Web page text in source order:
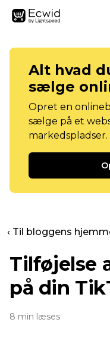
Alt hvad
sælge
Opret en
sælge på et
markedspladser.
‹ Til bloggens
Tilføjelse
på din
8 min læses